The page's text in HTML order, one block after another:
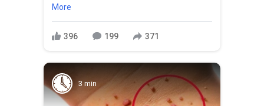
More
396 199 371
3 min